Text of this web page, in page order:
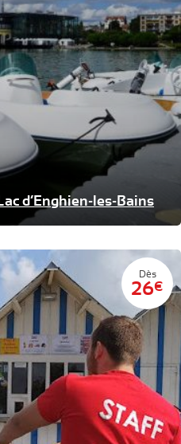
d’Enghien-les-Bains
Dès
26€